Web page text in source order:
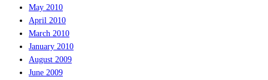
May 2010
April 2010
March 2010
January 2010
August 2009
June 2009